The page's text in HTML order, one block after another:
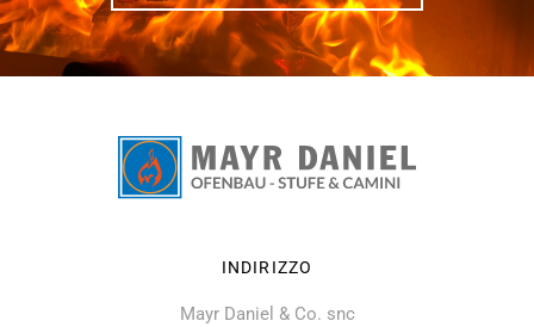
INDIRIZZO
Mayr Daniel & Co. snc